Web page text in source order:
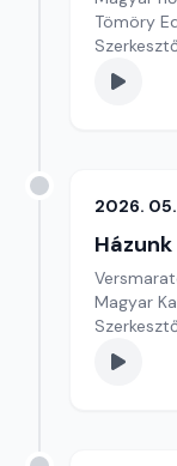
Tömöry
2026. 05.
Magyar